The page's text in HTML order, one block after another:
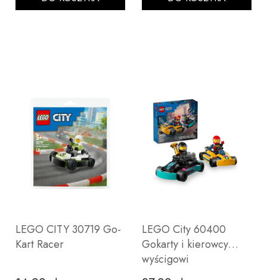
LEGO CITY 30719 Go-
Kart Racer
LEGO City 60400
Gokarty i kierowcy
wyścigowi